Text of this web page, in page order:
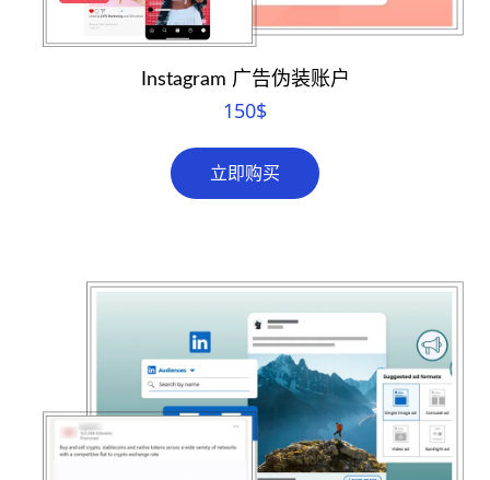
Instagram 广告伪装账户
150$
立即购买